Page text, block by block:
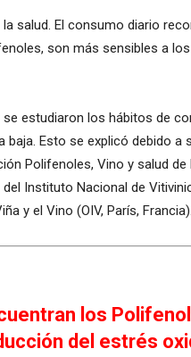
salud. El consumo diario
son más sensibles a
se estudiaron los hábitos de
Esto se explicó debido a
Polifenoles, Vino y salud
Instituto Nacional de
y el Vino (OIV, París, Francia).
los
del estrés